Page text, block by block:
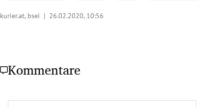
kurier.at, bsei | 26.02.2020, 10:56
Kommentare